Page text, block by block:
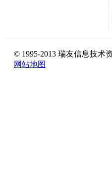
© 1995-2013 瑞友信息技术
网站地图